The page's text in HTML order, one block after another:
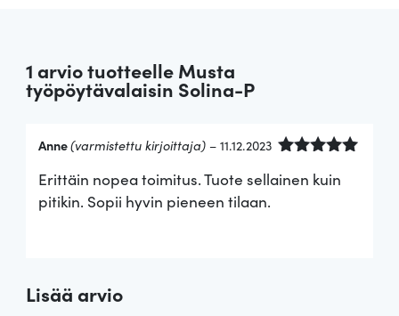
1 arvio tuotteelleMusta
työpöytävalaisin Solina-P
tuotteesta:
Anne(varmistettu kirjoittaja) – 11.12.2023
Erittäin nopea toimitus. Tuote sellainen kuin
pitikin. Sopii hyvin pieneen tilaan.
Lisää arvio